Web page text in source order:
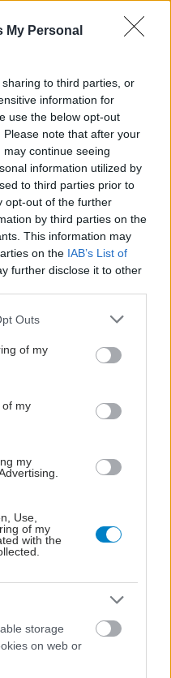
My Personal
to third parties, or
information for
use the below opt-out
note that after your
continue seeing
information utilized by
to third parties prior to
opt-out of the further
by third parties on the
This information may
on the IAB’s List of
further disclose it to other
one or more Google
You may click to
its third-party tags to
in below Google
Outs
of my
of my
my
Use,
of my
with the
storage
on web or
παρακολουθεί
for Europe, στη
νομοθεσία.
καλείται να βρει την
της
της πρόσβασης
Η συζήτηση είναι
ότι η πρόταση
διάρκεια της
της υγειονομικής
χορήγησης
που επενδύει σε Ε&Α
για την επέκταση
προϊόντος στο
ανταγωνισμού σε
γεγονός που θα
για το σύστημα και
το γεγονός της
4 ετών προστασίας